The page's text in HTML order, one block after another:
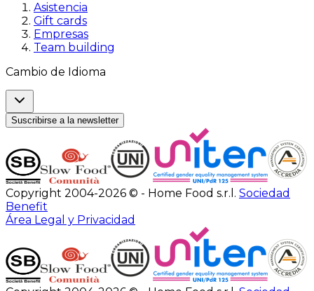
Asistencia
Gift cards
Empresas
Team building
Cambio de Idioma
Suscribirse a la newsletter
Copyright 2004-2026 © - Home Food s.r.l. Sociedad
Benefit
Área Legal y Privacidad